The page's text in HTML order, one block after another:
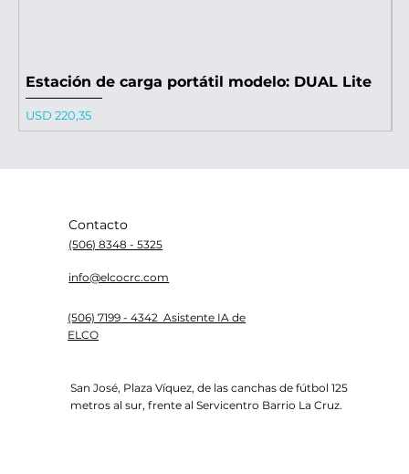
Estación de carga portátil modelo: DUAL Lite
Precio
USD 220,35
info@elcocrc.com
Contacto
(506) 8348 - 5325
(506) 7199 - 4342 Asistente IA de
ELCO
San José, Plaza Víquez, de las canchas de fútbol 125
metros al sur, frente al Servicentro Barrio La Cruz.